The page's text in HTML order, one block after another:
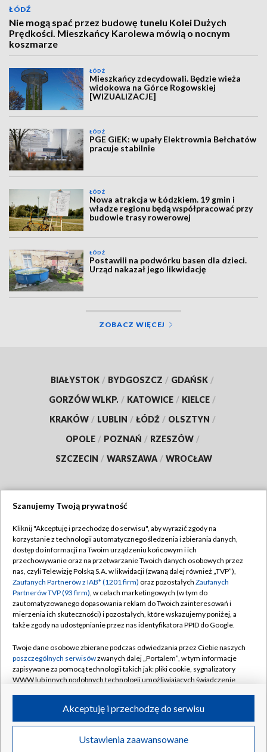
ŁÓDŹ
Nie mogą spać przez budowę tunelu Kolei Dużych
Prędkości. Mieszkańcy Karolewa mówią o nocnym
koszmarze
ŁÓDŹ
Mieszkańcy zdecydowali. Będzie wieża
widokowa na Górce Rogowskiej
[WIZUALIZACJE]
ŁÓDŹ
PGE GiEK: w upały Elektrownia Bełchatów
pracuje stabilnie
ŁÓDŹ
Nowa atrakcja w Łódzkiem. 19 gmin i
władze regionu będą współpracować przy
budowie trasy rowerowej
ŁÓDŹ
Postawili na podwórku basen dla dzieci.
Urząd nakazał jego likwidację
ZOBACZ WIĘCEJ
BIAŁYSTOK / BYDGOSZCZ / GDAŃSK /
GORZÓW WLKP. / KATOWICE / KIELCE /
KRAKÓW / LUBLIN / ŁÓDŹ / OLSZTYN /
OPOLE / POZNAŃ / RZESZÓW /
SZCZECIN / WARSZAWA / WROCŁAW
TVP
Abonament TVP
Emisja w TVP
Centrum informacji TVP
Naziemna Telewizja Cyfrowa
Rada Programowa
System NOS
Informacje o nadawcy
Program dla prasy
Regulamin TVP
Polityka prywatności
Moje zgody
Pomoc
Kontakt
Kanały
©2026 Telewizja Polska S.A. w likwidacji
Szanujemy Twoją prywatność
Kliknij "Akceptuję i przechodzę do serwisu", aby wyrazić zgody na
korzystanie z technologii automatycznego śledzenia i zbierania danych,
dostęp do informacji na Twoim urządzeniu końcowym i ich
przechowywanie oraz na przetwarzanie Twoich danych osobowych przez
nas, czyli Telewizję Polską S.A. w likwidacji (zwaną dalej również „TVP”),
Zaufanych Partnerów z IAB* (1201 firm) oraz pozostałych Zaufanych
Partnerów TVP (93 firm), w celach marketingowych (w tym do
zautomatyzowanego dopasowania reklam do Twoich zainteresowań i
mierzenia ich skuteczności) i pozostałych, które wskazujemy poniżej, a
także zgody na udostępnianie przez nas identyfikatora PPID do Google.
Twoje dane osobowe zbierane podczas odwiedzania przez Ciebie naszych
poszczególnych serwisówzwanych dalej „Portalem”, w tym informacje
zapisywane za pomocą technologii takich jak: pliki cookie, sygnalizatory
WWW lub innych podobnych technologii umożliwiających świadczenie
ruchu w Internecie.
Twoje dane osobowe zbierane podczas odwiedzania przez Ciebie
poszczególnych serwisówna Portalu, takie jak adresy IP, identyfikatory
Ustawienia zaawansowane
Akceptuję i przechodzę do serwisu